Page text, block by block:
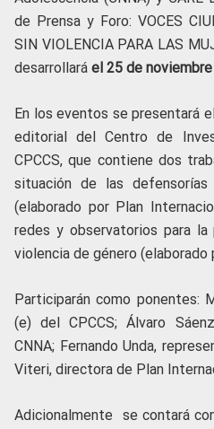
de Prensa y Foro: VOCES
SIN VIOLENCIA PARA LAS
desarrollará el 25 de
En los eventos se presentará
editorial del Centro de
CPCCS, que contiene dos
situación de las
(elaborado por Plan
redes y observatorios para
violencia de género (elaborado
Participarán como ponentes:
(e) del CPCCS; Álvaro
CNNA; Fernando Unda,
Viteri, directora de Plan
Adicionalmente se contará